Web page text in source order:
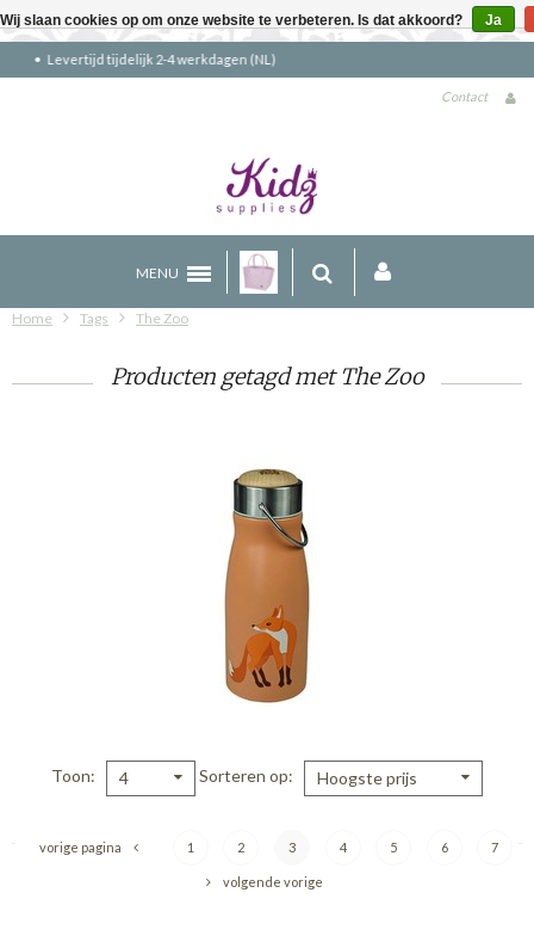
Gratis verzending boven €90 (NL)
Contact
MENU
Home Tags The Zoo
Producten getagd met The Zoo
Toon 4 Sorteren op Hoogste prijs
vorige pagina 1 2 3 4 5 6 7
volgende vorige
Wij slaan cookies op om onze website te verbeteren. Is dat akkoord? Ja